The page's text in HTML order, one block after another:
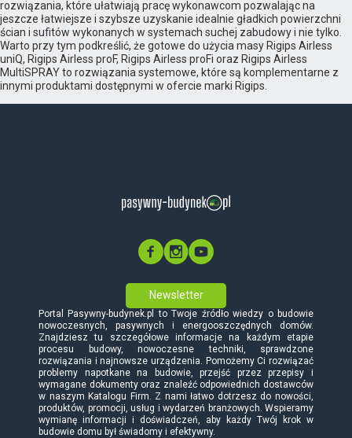
rozwiązania, które ułatwiają pracę wykonawcom pozwalając na
jeszcze łatwiejsze i szybsze uzyskanie idealnie gładkich powierzchni
ścian i sufitów wykonanych w systemach suchej zabudowy i nie tylko.
Warto przy tym podkreślić, że gotowe do użycia masy Rigips Airless
uniQ, Rigips Airless proF, Rigips Airless proFi oraz Rigips Airless
MultiSPRAY to rozwiązania systemowe, które są komplementarne z
innymi produktami dostępnymi w ofercie marki Rigips.
Newsletter
Portal Pasywny-budynek.pl to Twoje źródło wiedzy o budowie
nowoczesnych, pasywnych i energooszczędnych domów.
Znajdziesz tu szczegółowe informacje na każdym etapie
procesu budowy, nowoczesne techniki, sprawdzone
rozwiązania i najnowsze urządzenia. Pomożemy Ci rozwiązać
problemy napotkane na budowie, przejść przez przepisy i
wymagane dokumenty oraz znaleźć odpowiednich dostawców
w naszym Katalogu Firm. Z nami łatwo dotrzesz do nowości,
produktów, promocji, usług i wydarzeń branżowych. Wspieramy
wymianę informacji i doświadczeń, aby każdy Twój krok w
budowie domu był świadomy i efektywny.